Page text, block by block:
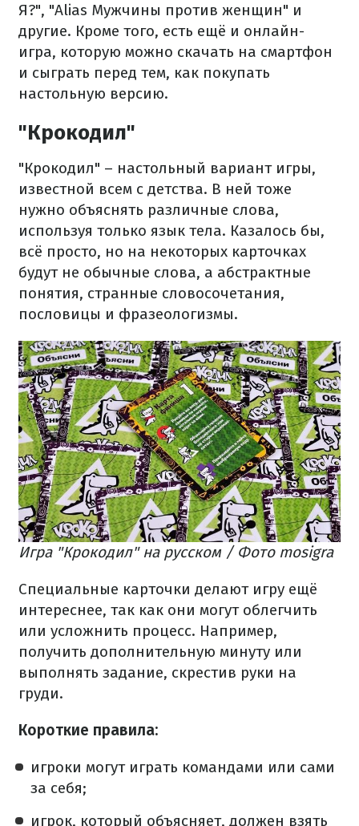
Я?", "Alias Мужчины против женщин" и
другие. Кроме того, есть ещё и онлайн-
игра, которую можно скачать на смартфон
и сыграть перед тем, как покупать
настольную версию.
"Крокодил"
"Крокодил" – настольный вариант игры,
известной всем с детства. В ней тоже
нужно объяснять различные слова,
используя только язык тела. Казалось бы,
всё просто, но на некоторых карточках
будут не обычные слова, а абстрактные
понятия, странные словосочетания,
пословицы и фразеологизмы.
Игра "Крокодил" на русском / Фото mosigra
Специальные карточки делают игру ещё
интереснее, так как они могут облегчить
или усложнить процесс. Например,
получить дополнительную минуту или
выполнять задание, скрестив руки на
груди.
Короткие правила:​
игроки могут играть командами или сами
за себя;
игрок, который объясняет, должен взять